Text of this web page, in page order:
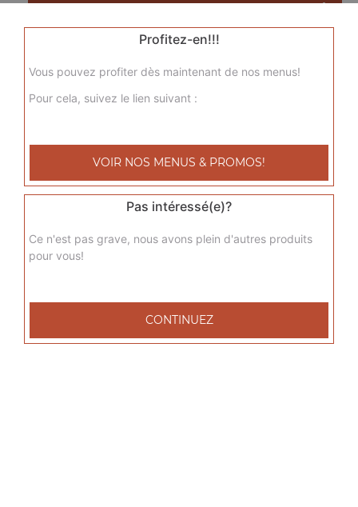
7.50€
Profitez-en!!!
Vous pouvez profiter dès maintenant de nos menus!
Pour cela, suivez le lien suivant :
VOIR NOS MENUS & PROMOS!
Pas intéressé(e)?
Ce n'est pas grave, nous avons plein d'autres produits
pour vous!
CONTINUEZ